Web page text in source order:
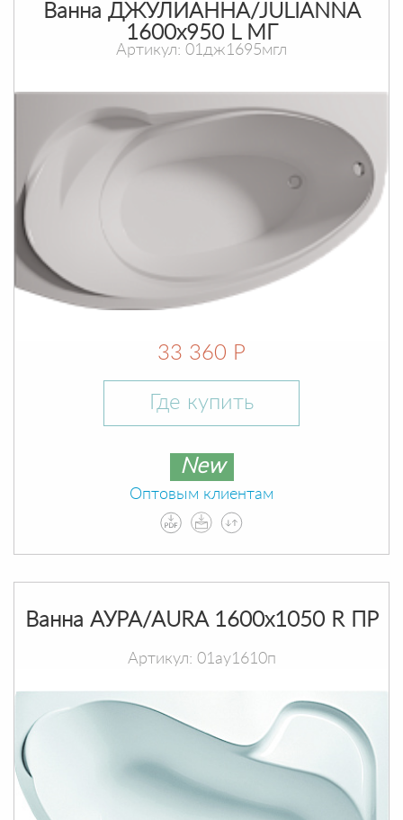
Ванна ДЖУЛИАННА/JULIANNA
1600х950 L МГ
Артикул: 01дж1695мгл
33 360 Р
Где купить
New
Оптовым клиентам
Ванна АУРА/AURA 1600х1050 R ПР
Артикул: 01ау1610п